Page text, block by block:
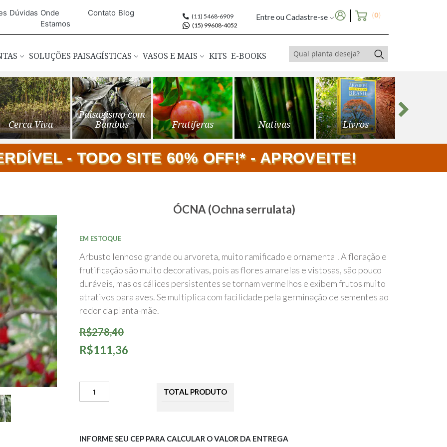
Dúvidas Onde
Estamos
Contato Blog
(11) 5468-6909
(15) 99608-4052
Entre ou Cadastre-se (0)
SOLUÇÕES PAISAGÍSTICAS VASOS E MAIS KITS E-BOOKS
Cerca Viva
Paisagismo com
Bambus
Frutíferas Nativas Livros
- TODO SITE 60% OFF!* - APROVEITE!
início
da
ÓCNA (Ochna serrulata)
R$278,40
R$111,36
EM ESTOQUE
Arbusto lenhoso grande ou arvoreta, muito ramificado e ornamental. A floração e
frutificação são muito decorativas, pois as flores amarelas e vistosas, são pouco
duráveis, mas os cálices persistentes se tornam vermelhos e exibem frutos muito
atrativos para aves. Se multiplica com facilidade pela germinação de sementes ao
redor da planta-mãe.
TOTAL PRODUTO
INFORME SEU CEP PARA CALCULAR O VALOR DA ENTREGA